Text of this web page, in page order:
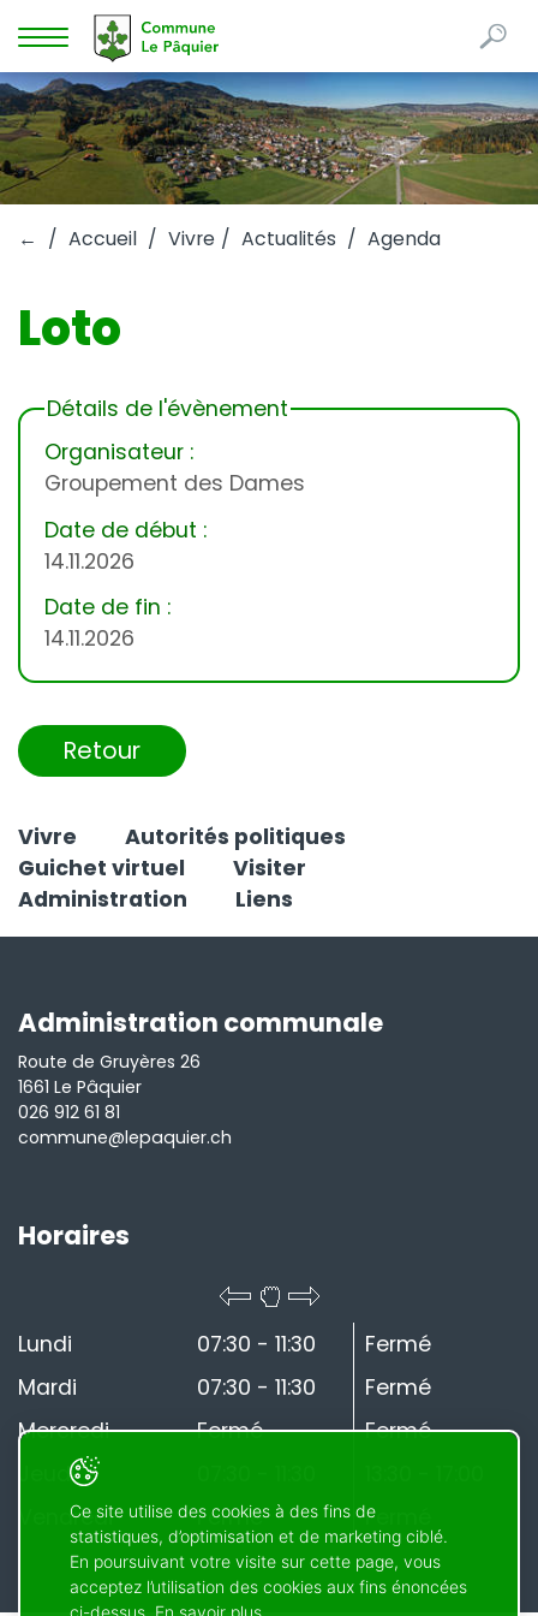
Mots
clés
Afficher
la
navigation
← Accueil Vivre Actualités Agenda
Loto
Détails de l'évènement
Organisateur :
Groupement des Dames
Date de début :
14.11.2026
Date de fin :
14.11.2026
Retour
Vivre
Autorités politiques
Guichet virtuel
Visiter
Administration
Liens
Administration communale
Route de Gruyères 26
1661 Le Pâquier
026 912 61 81
commune@lepaquier.ch
Horaires
Lundi 07:30 - 11:30
Fermé
Mardi
07:30 - 11:30
Fermé
Mercredi
Fermé
Fermé
Jeudi
Vendredi
Fermé Fermé
Ce site utilise des cookies à des fins de
statistiques, d’optimisation et de marketing ciblé.
En poursuivant votre visite sur cette page, vous
acceptez l’utilisation des cookies aux fins énoncées
ci-dessus. En savoir plus.